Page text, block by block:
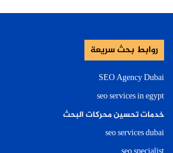
روابط بحث سريعة
SEO Agency Dubai
seo services in egypt
خدمات تحسين محركات البحث
seo services dubai